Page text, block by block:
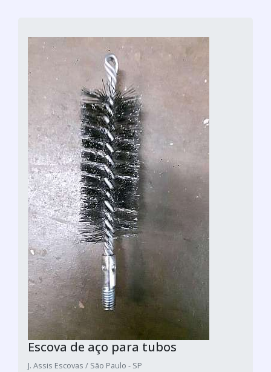
Escova de aço para tubos
J. Assis Escovas / São Paulo - SP